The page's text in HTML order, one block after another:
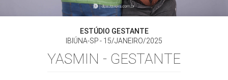
ESTÚDIO GESTANTE
IBIÚNA-SP
15/JANEIRO/2025
YASMIN - GESTANTE